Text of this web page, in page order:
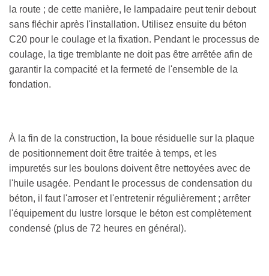
la route ; de cette manière, le lampadaire peut tenir debout
sans fléchir après l'installation. Utilisez ensuite du béton
C20 pour le coulage et la fixation. Pendant le processus de
coulage, la tige tremblante ne doit pas être arrêtée afin de
garantir la compacité et la fermeté de l'ensemble de la
fondation.
À la fin de la construction, la boue résiduelle sur la plaque
de positionnement doit être traitée à temps, et les
impuretés sur les boulons doivent être nettoyées avec de
l'huile usagée. Pendant le processus de condensation du
béton, il faut l'arroser et l'entretenir régulièrement ; arrêter
l'équipement du lustre lorsque le béton est complètement
condensé (plus de 72 heures en général).